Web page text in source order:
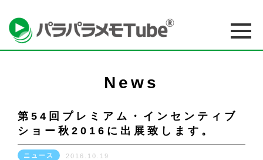
News
第54回プレミアム・インセンティブ
ショー秋2016に出展致します。
ニュース 2016.10.19